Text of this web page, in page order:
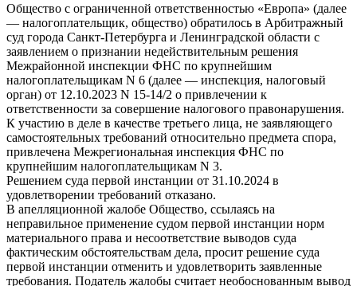
Общество с ограниченной ответственностью «Европа» (далее
— налогоплательщик, общество) обратилось в Арбитражный
суд города Санкт-Петербурга и Ленинградской области с
заявлением о признании недействительным решения
Межрайонной инспекции ФНС по крупнейшим
налогоплательщикам N 6 (далее — инспекция, налоговый
орган) от 12.10.2023 N 15-14/2 о привлечении к
ответственности за совершение налогового правонарушения.
К участию в деле в качестве третьего лица, не заявляющего
самостоятельных требований относительно предмета спора,
привлечена Межрегиональная инспекция ФНС по
крупнейшим налогоплательщикам N 3.
Решением суда первой инстанции от 31.10.2024 в
удовлетворении требований отказано.
В апелляционной жалобе Общество, ссылаясь на
неправильное применение судом первой инстанции норм
материального права и несоответствие выводов суда
фактическим обстоятельствам дела, просит решение суда
первой инстанции отменить и удовлетворить заявленные
требования. Податель жалобы считает необоснованным вывод